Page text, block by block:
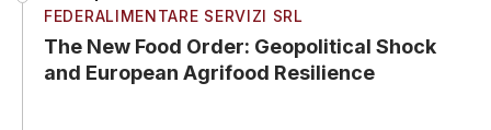
FEDERALIMENTARE SERVIZI SRL
The New Food Order: Geopolitical Shock
and European Agrifood Resilience